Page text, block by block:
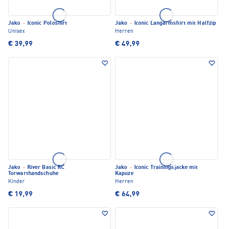
Jako · Iconic Poloshirt
Unisex
€ 39,99
Jako · Iconic Langarmshirt mit Halfzip
Herren
€ 49,99
Jako · River Basic RC
Torwarthandschuhe
Kinder
€ 19,99
Jako · Iconic Trainingsjacke mit
Kapuze
Herren
€ 64,99